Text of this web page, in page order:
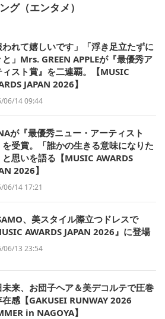
グ（エンタメ）
われて嬉しいです」「浮き足立たずに
」Mrs. GREEN APPLEが『最優秀ア
ィスト賞』を二連覇。【MUSIC
JAPAN 2026】
06/14 09:44
が『最優秀ニュー・アーティスト
を受賞。「誰かの生きる意味になりた
と思いを語る【MUSIC AWARDS
2026】
06/14 17:21
、美スタイル際立つドレスで
AWARDS JAPAN 2026』に登場
06/13 23:54
未来、お団子ヘア＆美デコルテで圧巻
感【GAKUSEI RUNWAY 2026
in NAGOYA】